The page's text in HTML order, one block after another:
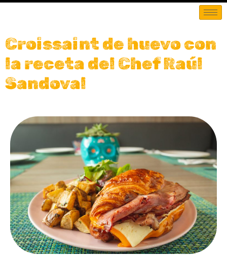
Croissaint de huevo con
la receta del Chef Raúl
Sandoval